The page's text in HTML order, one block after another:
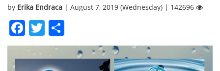
by Erika Endraca | August 7, 2019 (Wednesday) | 142696
Facebook
Twitter